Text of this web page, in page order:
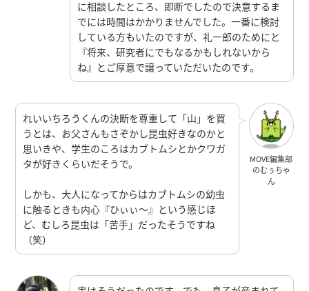
に相談したところ、即断でしたので決意するま
でには時間はかかりませんでした。一番に検討
している方もいたのですが、礼一郎のためにと
『将来、研究者にでもなるかもしれないから
ね』とご厚意で譲っていただいたのです。
MOVE編集部
のむぅちゃ
ん
れいいちろうくんの決断を尊重して「山」を買
うとは、お父さんもさぞかし昆虫好きなのかと
思いきや、学生のころはカブトムシとかクワガ
タが好きくらいだそうで。
しかも、大人になってからはカブトムシの幼虫
に触るときも内心『ひぃぃ～』という感じほ
ど、むしろ昆虫は「苦手」だったそうですね
（笑）